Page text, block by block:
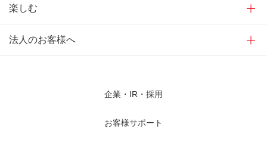
楽しむ
法人のお客様へ
企業・IR・採用
お客様サポート